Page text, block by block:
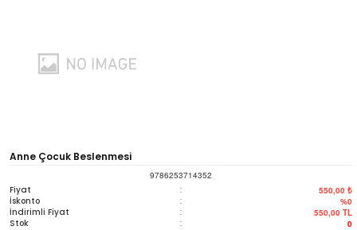
Anne Çocuk Beslenmesi
9786253714352
Fiyat : 550,00 ₺
İskonto : %0
İndirimli Fiyat : 550,00 TL
Stok : 0